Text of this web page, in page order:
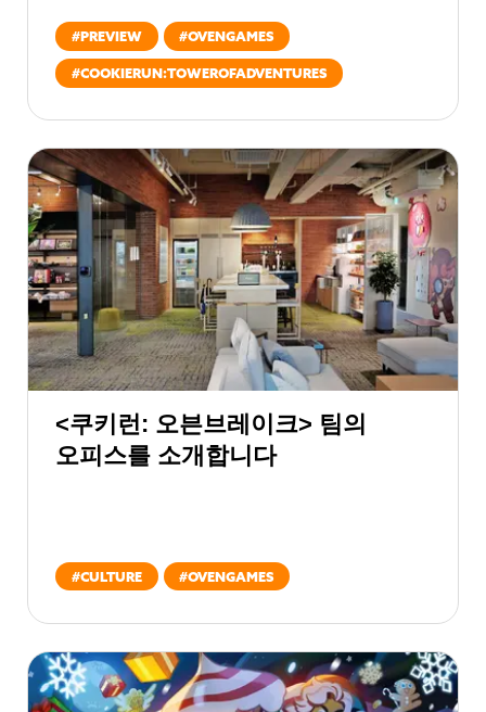
#PREVIEW #OVENGAMES
#COOKIERUN:TOWEROFADVENTURES
<쿠키런: 오븐브레이크> 팀의
오피스를 소개합니다
#CULTURE #OVENGAMES